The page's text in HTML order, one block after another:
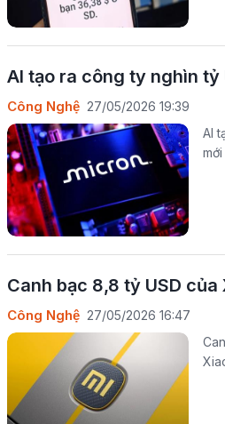
AI tạo ra công ty nghìn tỷ
Công Nghệ 27/05/2026 19:39
AI
mới
Canh bạc 8,8 tỷ USD của
Công Nghệ 27/05/2026 16:47